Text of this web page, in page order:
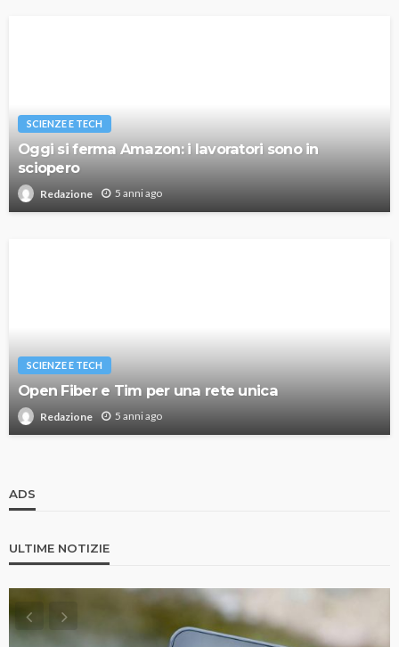
SCIENZE E TECH
Oggi si ferma Amazon: i lavoratori sono in
sciopero
Redazione 5 anni ago
SCIENZE E TECH
Open Fiber e Tim per una rete unica
Redazione 5 anni ago
ADS
ULTIME NOTIZIE